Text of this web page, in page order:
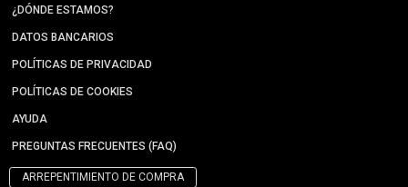
¿DÓNDE ESTAMOS?
DATOS BANCARIOS
POLÍTICAS DE PRIVACIDAD
POLÍTICAS DE COOKIES
AYUDA
PREGUNTAS FRECUENTES (FAQ)
ARREPENTIMIENTO DE COMPRA